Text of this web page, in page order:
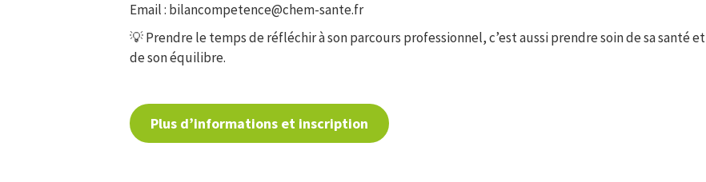
Email : bilancompetence@chem-sante.fr
💡 Prendre le temps de réfléchir à son parcours professionnel, c’est aussi prendre soin de sa santé et
de son équilibre.
Plus d’informations et inscription